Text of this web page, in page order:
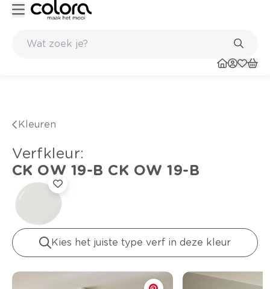
Kleuren
verfkleur:
CK OW 19-B CK OW 19-B
Kies het juiste type verf in deze kleur